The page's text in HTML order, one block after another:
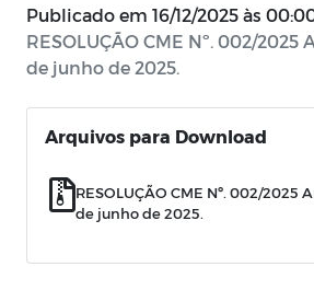
Publicado em 16/12/2025 às
RESOLUÇÃO CME Nº. 002/2025
de junho de 2025.
Arquivos para Download
RESOLUÇÃO CME Nº. 002/2025
de junho de 2025.